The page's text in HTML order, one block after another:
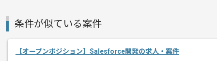
ご経験と実績に応じてスライド案件の
経験豊富なエンジニアと成長が出来る
条件が似ている案件
【オープンポジション】Salesforce開発の求人・案件